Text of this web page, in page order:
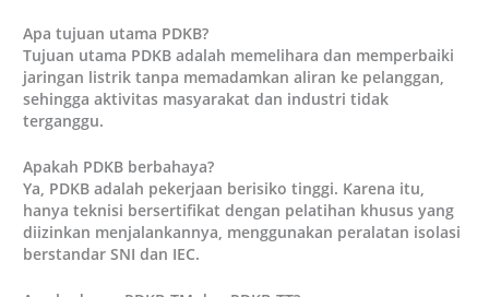
Apa tujuan utama PDKB?
Tujuan utama PDKB adalah memelihara dan memperbaiki
jaringan listrik tanpa memadamkan aliran ke pelanggan,
sehingga aktivitas masyarakat dan industri tidak
terganggu.
Apakah PDKB berbahaya?
Ya, PDKB adalah pekerjaan berisiko tinggi. Karena itu,
hanya teknisi bersertifikat dengan pelatihan khusus yang
diizinkan menjalankannya, menggunakan peralatan isolasi
berstandar SNI dan IEC.